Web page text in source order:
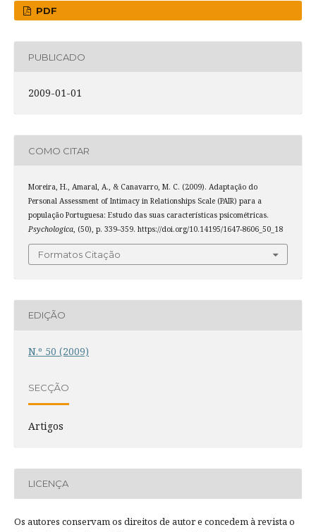
PDF
PUBLICADO
2009-01-01
COMO CITAR
Moreira, H., Amaral, A., & Canavarro, M. C. (2009). Adaptação do
Personal Assessment of Intimacy in Relationships Scale (PAIR) para a
população Portuguesa: Estudo das suas características psicométricas.
Psychologica, (50), p. 339–359. https://doi.org/10.14195/1647-8606_50_18
Formatos Citação
EDIÇÃO
N.º 50 (2009)
SECÇÃO
Artigos
LICENÇA
Os autores conservam os direitos de autor e concedem à revista o